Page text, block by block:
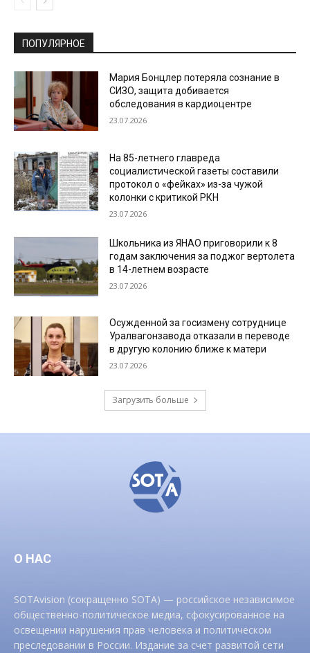
ПОПУЛЯРНОЕ
Мария Бонцлер потеряла сознание в
СИЗО, защита добивается
обследования в кардиоцентре
23.07.2026
На 85-летнего главреда
социалистической газеты составили
протокол о «фейках» из-за чужой
колонки с критикой РКН
23.07.2026
Школьника из ЯНАО приговорили к 8
годам заключения за поджог вертолета
в 14-летнем возрасте
23.07.2026
Осужденной за госизмену сотруднице
Уралвагонзавода отказали в переводе
в другую колонию ближе к матери
23.07.2026
Загрузить больше
О НАС
SOTAvision (сокращенно SOTA) — российское независимое
общественно-политическое медиа, сфокусированное на
освещении нарушения прав человека и политическом
преследовании в России. Издание за счет развитой сети